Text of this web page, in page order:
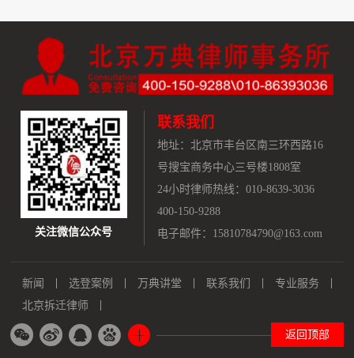
关注微信公众号
联系我们
地址： 北京市丰台区南三环西路16
号搜宝商务中心三号楼1808室
24小时律师热线：010-8639-3036
400-150-9288
电子邮件：15810784790@163.com
新闻 选登案例 万典讲堂 联系我们
专业服务
北京拆迁律师
返回顶部